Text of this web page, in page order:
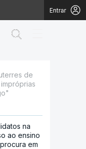
Entrar
de
na
ao ensino
em